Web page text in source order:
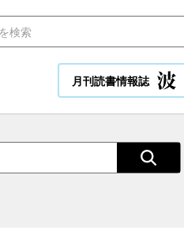
月刊読書情報誌